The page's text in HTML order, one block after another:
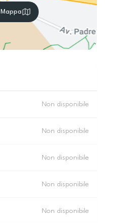
Non disponibile
Non disponibile
Non disponibile
Non disponibile
Non disponibile